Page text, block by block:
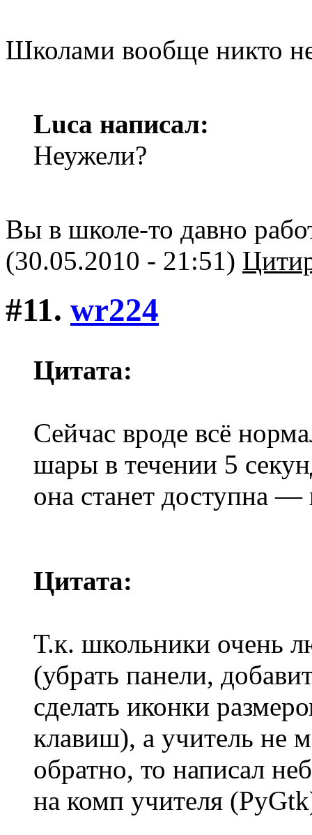
Школами вообще никто
Luca написал:
Неужели?
Вы в школе-то давно
(30.05.2010 - 21:51)
#11. wr224
Цитата:
Сейчас вроде всё
шары в течении 5
она станет доступна —
Цитата:
Т.к. школьники очень
(убрать панели,
сделать иконки
клавиш), а учитель не
обратно, то написал
на комп учителя